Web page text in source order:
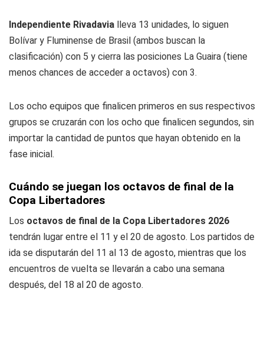
Independiente Rivadavia lleva 13 unidades, lo siguen
Bolívar y Fluminense de Brasil (ambos buscan la
clasificación) con 5 y cierra las posiciones La Guaira (tiene
menos chances de acceder a octavos) con 3.
Los ocho equipos que finalicen primeros en sus respectivos
grupos se cruzarán con los ocho que finalicen segundos, sin
importar la cantidad de puntos que hayan obtenido en la
fase inicial.
Cuándo se juegan los octavos de final de la
Copa Libertadores
Los octavos de final de la Copa Libertadores 2026
tendrán lugar entre el 11 y el 20 de agosto. Los partidos de
ida se disputarán del 11 al 13 de agosto, mientras que los
encuentros de vuelta se llevarán a cabo una semana
después, del 18 al 20 de agosto.